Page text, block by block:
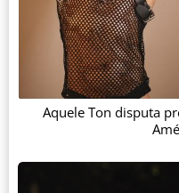
Aquele Ton disputa